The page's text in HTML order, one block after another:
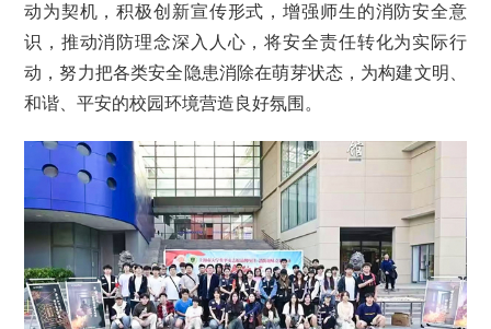
动为契机，积极创新宣传形式，增强师生的消防安全意
识，推动消防理念深入人心，将安全责任转化为实际行
动，努力把各类安全隐患消除在萌芽状态，为构建文明、
和谐、平安的校园环境营造良好氛围。